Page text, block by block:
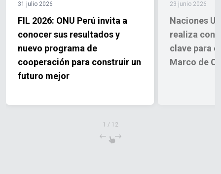
31 julio 2026
FIL 2026: ONU Perú invita a
conocer sus resultados y
nuevo programa de
cooperación para construir un
futuro mejor
23 junio 2026
Naciones
realiza
clave para
Marco de
1 / 12